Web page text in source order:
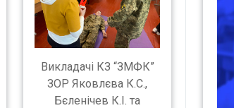
Викладачі КЗ “ЗМФК”
ЗОР Яковлєва К.С.,
Бєленічев К.І. та